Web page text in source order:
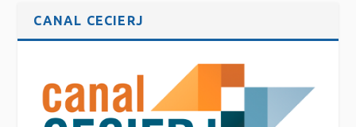
CANAL CECIERJ